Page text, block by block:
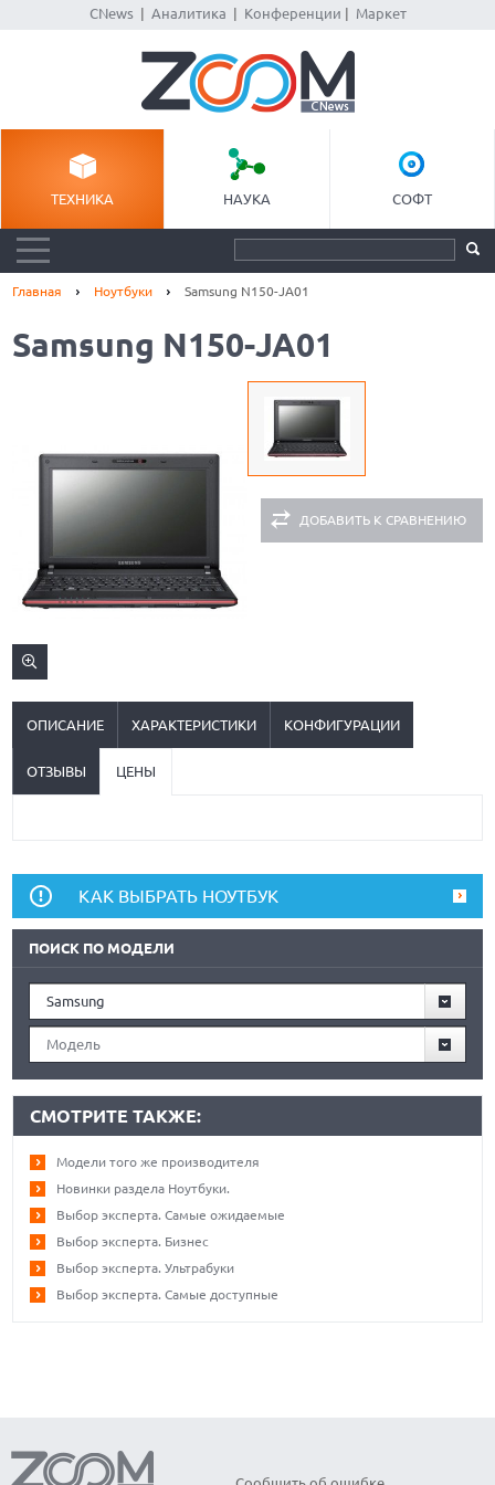
CNews| Аналитика Конференции Маркет
ТЕХНИКА НАУКА СОФТ
Главная Ноутбуки Samsung N150-JA01
Samsung N150-JA01
ДОБАВИТЬ К СРАВНЕНИЮ
ОПИСАНИЕ ХАРАКТЕРИСТИКИ КОНФИГУРАЦИИ
ОТЗЫВЫ ЦЕНЫ
КАК ВЫБРАТЬ НОУТБУК
ПОИСК ПО МОДЕЛИ
Samsung
Модель
СМОТРИТЕ ТАКЖЕ:
Модели того же производителя
Новинки раздела Ноутбуки.
Выбор эксперта. Самые ожидаемые
Выбор эксперта. Бизнес
Выбор эксперта. Ультрабуки
Выбор эксперта. Самые доступные